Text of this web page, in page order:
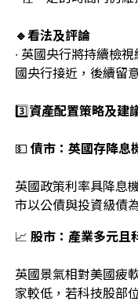
🔹看法及評論
∙ 英國央行將持續檢
國央行接近，後續留
3️⃣資產配置策略及建
💵債市：英國存降息
英國政策利率具降息
市以公債與投資級債
📈股市：產業多元且
英國景氣相對美國疲
家較低，若科技股部